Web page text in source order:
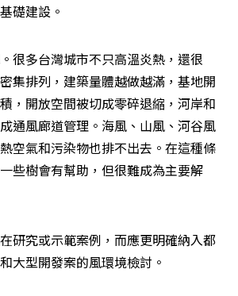
礎建設。
很多台灣城市不只高溫炎熱，還很
集排列，建築量體越做越滿，基地開
，開放空間被切成零碎退縮，河岸和
通風廊道管理。海風、山風、河谷風
空氣和污染物也排不出去。在這種條
些樹會有幫助，但很難成為主要解
研究或示範案例，而應更明確納入都
大型開發案的風環境檢討。